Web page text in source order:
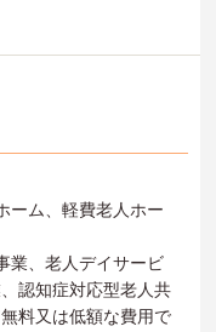
ーム、軽費老人ホー
業、老人デイサービ
認知症対応型老人共
料又は低額な費用で